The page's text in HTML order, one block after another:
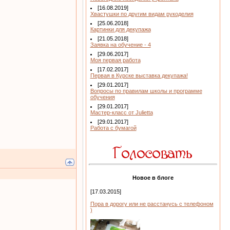
[16.08.2019]
Хвастушки по другим видам рукоделия
[25.06.2018]
Картинки для декупажа
[21.05.2018]
Заявка на обучение - 4
[29.06.2017]
Моя первая работа
[17.02.2017]
Первая в Курске выставка декупажа!
[29.01.2017]
Вопросы по правилам школы и программе
обучения
[29.01.2017]
Мастер-класс от Julietta
[29.01.2017]
Работа с бумагой
Новое в блоге
[17.03.2015]
Пора в дорогу или не расстанусь с телефоном
)